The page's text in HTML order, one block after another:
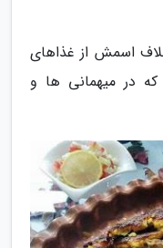
اسمش از غذاهای
در میهمانی ها و